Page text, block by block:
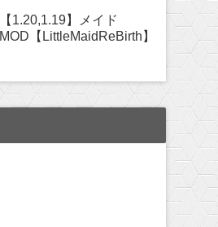
【1.20,1.19】メイド
MOD【LittleMaidReBirth】